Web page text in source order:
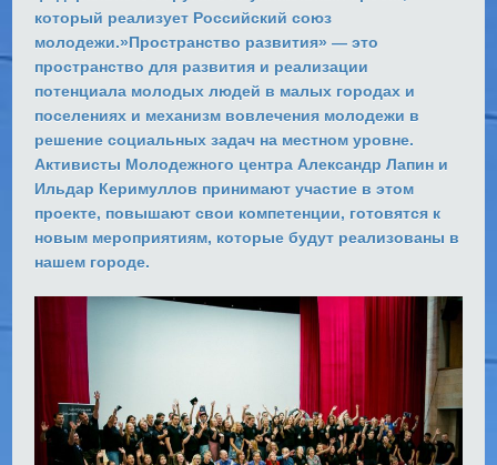
который реализует Российский союз
молодежи.»Пространство развития» — это
пространство для развития и реализации
потенциала молодых людей в малых городах и
поселениях и механизм вовлечения молодежи в
решение социальных задач на местном уровне.
Активисты Молодежного центра Александр Лапин и
Ильдар Керимуллов принимают участие в этом
проекте, повышают свои компетенции, готовятся к
новым мероприятиям, которые будут реализованы в
нашем городе.